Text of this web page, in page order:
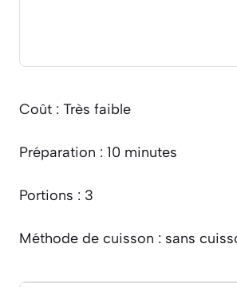
Coût : Très faible
Préparation : 10 minutes
Portions : 3
Méthode de cuisson : sans